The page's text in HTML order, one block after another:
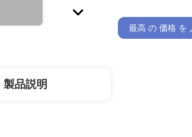
最高 の 価格 を
製品説明